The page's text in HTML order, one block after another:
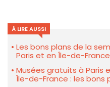
À LIRE AUSSI
Les bons plans de la
Paris et en Île-de-France
Musées gratuits à Paris
Île-de-France : les bons